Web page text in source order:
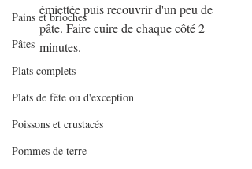
Pains et brioches
Pâtes
Plats complets
Plats de fête ou d'exception
Poissons et crustacés
Pommes de terre
émiettée puis recouvrir d'un peu de
pâte. Faire cuire de chaque côté 2
minutes.